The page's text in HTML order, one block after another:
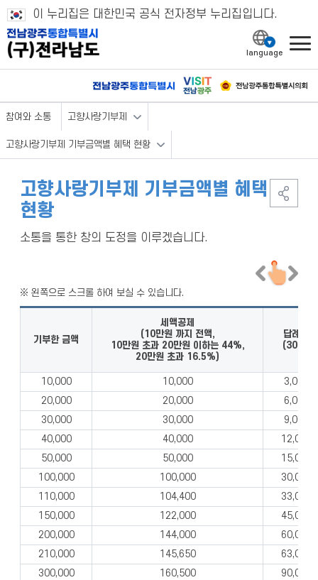
이 누리집은 대한민국 공식 전자정부 누리집입니다.
참여와 소통 고향사랑기부제
고향사랑기부제 기부금액별 혜택 현황
고향사랑기부제 기부금액별 혜택
현황
소통을 통한 창의 도정을 이루겠습니다.
기부한 금액
세액공제
(10만원 까지 전액,
10만원 초과 20만원 이하는 44%,
20만원 초과 16.5%)
답례품
(30%)
10,000 10,000
3,000
20,000
20,000
6,000
30,000
30,000
9,000
40,000
40,000
12,000
50,000
50,000
15,000
100,000
100,000
30,000
110,000
104,400
33,000
150,000
122,000
45,000
200,000
144,000
60,000
210,000
145,650
63,000
300,000
160,500
90,000